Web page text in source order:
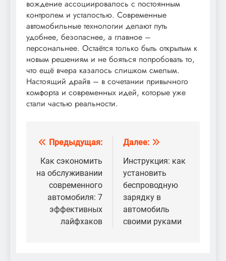
вождение ассоциировалось с постоянным
контролем и усталостью. Современные
автомобильные технологии делают путь
удобнее, безопаснее, а главное –
персональнее. Остаётся только быть открытым к
новым решениям и не бояться попробовать то,
что ещё вчера казалось слишком смелым.
Настоящий драйв – в сочетании привычного
комфорта и современных идей, которые уже
стали частью реальности.
Навигация
по
записям
Предыдущая:
Как сэкономить
на обслуживании
современного
автомобиля: 7
эффективных
лайфхаков
Далее:
Инструкция: как
установить
беспроводную
зарядку в
автомобиль
своими руками